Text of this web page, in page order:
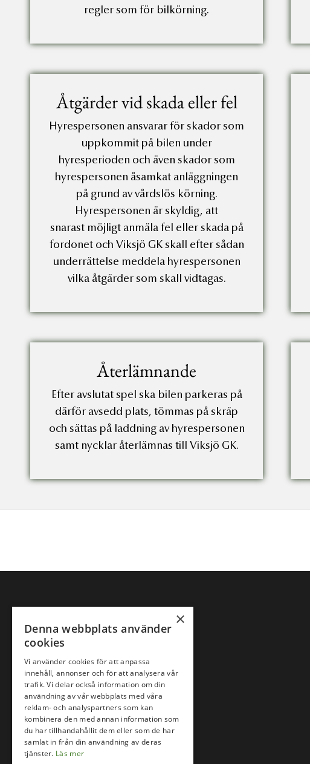
regler som för bilkörning.
Åtgärder vid skada eller fel
Hyrespersonen ansvarar för skador som
uppkommit på bilen under
hyresperioden och även skador som
hyrespersonen åsamkat anläggningen
på grund av vårdslös körning.
Hyrespersonen är skyldig, att
snarast möjligt anmäla fel eller skada på
fordonet och Viksjö GK skall efter sådan
underrättelse meddela hyrespersonen
vilka åtgärder som skall vidtagas.
Återlämnande
Efter avslutat spel ska bilen parkeras på
därför avsedd plats, tömmas på skräp
och sättas på laddning av hyrespersonen
samt nycklar återlämnas till Viksjö GK.
Följ oss på
×
Denna webbplats använder
cookies
Vi använder cookies för att anpassa
innehåll, annonser och för att analysera vår
trafik. Vi delar också information om din
användning av vår webbplats med våra
reklam- och analyspartners som kan
kombinera den med annan information som
du har tillhandahållit dem eller som de har
samlat in från din användning av deras
tjänster. Läs mer